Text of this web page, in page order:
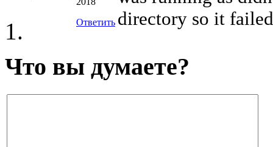
Ответить directory so it
Что вы думаете?